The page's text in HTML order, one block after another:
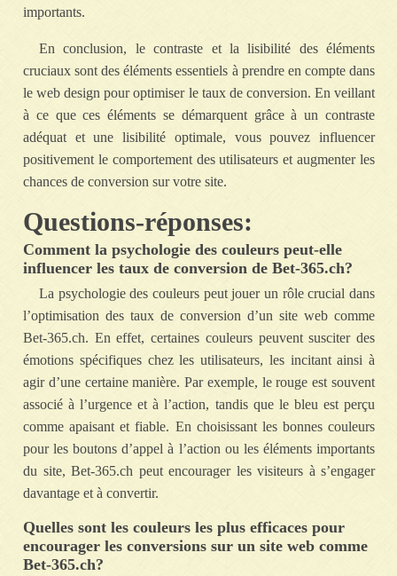
importants.
En conclusion, le contraste et la lisibilité des éléments
cruciaux sont des éléments essentiels à prendre en compte dans
le web design pour optimiser le taux de conversion. En veillant
à ce que ces éléments se démarquent grâce à un contraste
adéquat et une lisibilité optimale, vous pouvez influencer
positivement le comportement des utilisateurs et augmenter les
chances de conversion sur votre site.
Questions-réponses:
Comment la psychologie des couleurs peut-elle
influencer les taux de conversion de Bet-365.ch?
La psychologie des couleurs peut jouer un rôle crucial dans
l’optimisation des taux de conversion d’un site web comme
Bet-365.ch. En effet, certaines couleurs peuvent susciter des
émotions spécifiques chez les utilisateurs, les incitant ainsi à
agir d’une certaine manière. Par exemple, le rouge est souvent
associé à l’urgence et à l’action, tandis que le bleu est perçu
comme apaisant et fiable. En choisissant les bonnes couleurs
pour les boutons d’appel à l’action ou les éléments importants
du site, Bet-365.ch peut encourager les visiteurs à s’engager
davantage et à convertir.
Quelles sont les couleurs les plus efficaces pour
encourager les conversions sur un site web comme
Bet-365.ch?